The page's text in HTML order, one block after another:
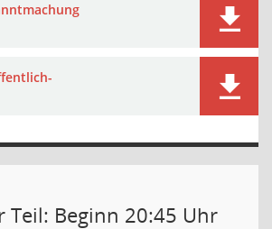
Teil: Beginn 20:45 Uhr